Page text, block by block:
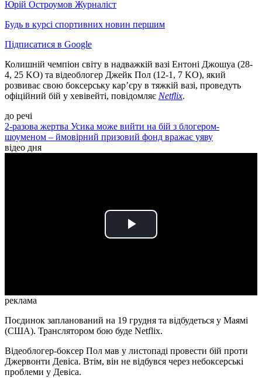
Юрій Остроумов Журналіст
Будь в курсі спортивних новин першим
Підписатися в Google
Колишній чемпіон світу в надважкій вазі Ентоні Джошуа (28-
4, 25 KO) та відеоблогер Джейк Пол (12-1, 7 KO), який
розвиває свою боксерську кар’єру в тяжкій вазі, проведуть
офіційний бій у хевівейті, повідомляє Netflix.
до речі
2-разова жертва Усика може вийти на бій з блогером-
шоуменом – ймовірний призовий фонд вражає уяву
відео дня
Play
реклама
Поєдинок запланований на 19 грудня та відбудеться у Маямі
(США). Транслятором бою буде Netflix.
Відеоблогер-боксер Пол мав у листопаді провести бій проти
Джервонти Девіса. Втім, він не відбувся через небоксерські
проблеми у Девіса.